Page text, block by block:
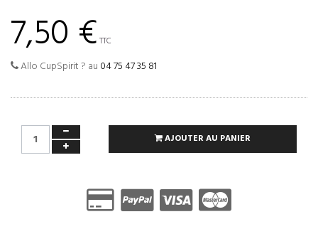
7,50 € TTC
Allo CupSpirit ? au 04 75 47 35 81
AJOUTER AU PANIER